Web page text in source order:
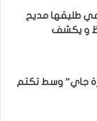
طليقها مديح
و يكشف
جاي” وسط تكتم